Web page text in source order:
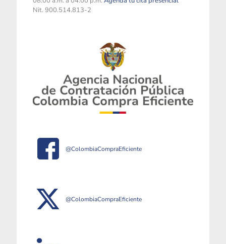
Nit. 900.514.813-2
@ColombiaCompraEficiente
@ColombiaCompraEficiente